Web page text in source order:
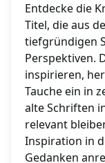
Entdecke die
Titel, die aus
tiefgründigen
Perspektiven.
inspirieren,
Tauche ein in
alte Schriften
relevant
Inspiration in
Gedanken